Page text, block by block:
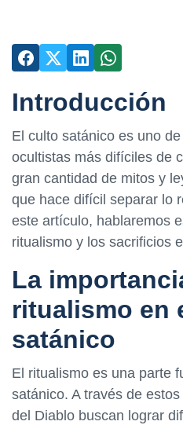
Introducción
El culto satánico es uno
ocultistas más difíciles de
gran cantidad de mitos y
que hace difícil separar lo
este artículo, hablaremos
ritualismo y los sacrificios
La
ritualismo en
satánico
El ritualismo es una parte
satánico. A través de
del Diablo buscan lograr